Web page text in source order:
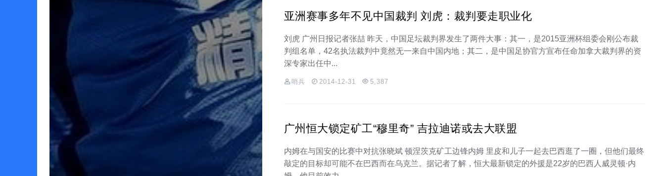
亚洲赛事多年不见中国裁判 刘虎：裁判要走职业化
刘虎 广州日报记者张喆 昨天，中国足坛裁判界发生了两件大事：其一，是2015亚洲杯组委会刚公布裁
判组名单，42名执法裁判中竟然无一来自中国内地；其二，是中国足协官方宣布任命加拿大裁判界的资
深专家出任中...
哨兵 2014-12-31 5,387
广州恒大锁定矿工“穆里奇” 吉拉迪诺或去大联盟
内姆在与国安的比赛中对抗张晓斌 顿涅茨克矿工边锋内姆 里皮和儿子一起去巴西逛了一圈，但他们最终
敲定的目标却可能不在巴西而在乌克兰。据记者了解，恒大最新锁定的外援是22岁的巴西人威灵顿·内